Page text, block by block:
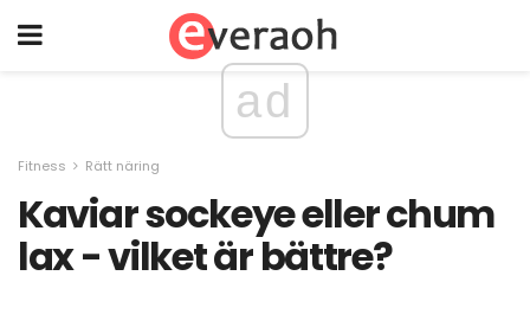
ad
Fitness Rätt näring
Kaviar sockeye eller chum
lax - vilket är bättre?